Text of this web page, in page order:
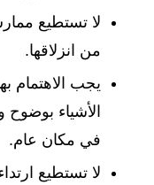
لا تستطيع
من انزلاقها.
يجب الاهتمام
الأشياء
في مكان عام.
لا تستطيع